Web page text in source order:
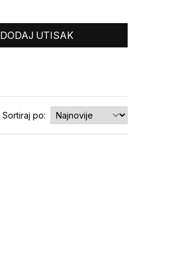
DODAJ UTISAK
Sortiraj po: